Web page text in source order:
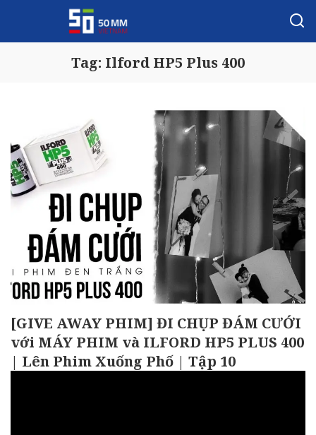
Tag: Ilford HP5 Plus 400
[GIVE AWAY PHIM] ĐI CHỤP ĐÁM CƯỚI
với MÁY PHIM và ILFORD HP5 PLUS 400
| Lên Phim Xuống Phố | Tập 10